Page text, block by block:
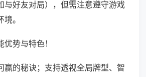
与好友对局），但需注意遵守游戏
。
势与特色！
赢的秘诀；支持透视全局牌型、智